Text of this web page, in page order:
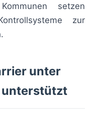
setzen
zur
unter
unterstützt